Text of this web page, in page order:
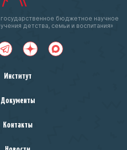
бюджетное научное
детства, семьи и воспитания»
Институт
Документы
Контакты